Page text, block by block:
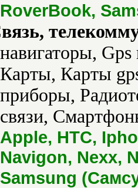
RoverBook,
навигаторы,
Карты, Карты
приборы,
связи,
Apple, HTC,
Navigon, Nexx,
Samsung